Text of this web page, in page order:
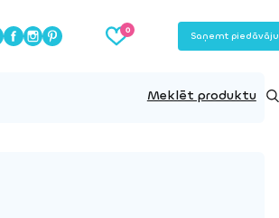
Saņemt
Meklēt produktu